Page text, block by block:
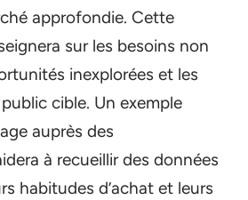
approfondie. Cette
sur les besoins non
inexplorées et les
cible. Un exemple
auprès des
à recueillir des données
habitudes d’achat et leurs